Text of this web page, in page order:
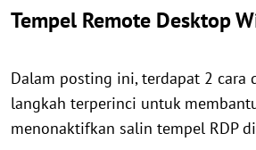
Tempel Remote Desktop
Dalam posting ini, terdapat 2 cara
langkah terperinci untuk
menonaktifkan salin tempel RDP